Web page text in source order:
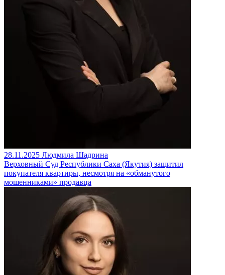
28.11.2025 Людмила Шадрина
Верховный Суд Республики Саха (Якутия) защитил
покупателя квартиры, несмотря на «обманутого
мошенниками» продавца